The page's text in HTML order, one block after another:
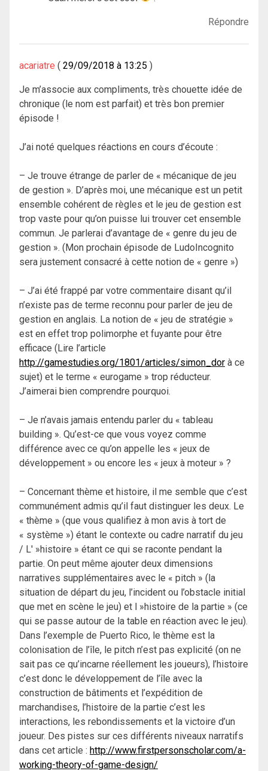
Répondre
acariatre 29/09/2018 à 13:25
Je m’associe aux compliments, très chouette idée de
chronique (le nom est parfait) et très bon premier
épisode !
J’ai noté quelques réactions en cours d’écoute :
– Je trouve étrange de parler de « mécanique de jeu
de gestion ». D’après moi, une mécanique est un petit
ensemble cohérent de règles et le jeu de gestion est
trop vaste pour qu’on puisse lui trouver cet ensemble
commun. Je parlerai d’avantage de « genre du jeu de
gestion ». (Mon prochain épisode de LudoIncognito
sera justement consacré à cette notion de « genre »)
– J’ai été frappé par votre commentaire disant qu’il
n’existe pas de terme reconnu pour parler de jeu de
gestion en anglais. La notion de « jeu de stratégie »
est en effet trop polimorphe et fuyante pour être
efficace (Lire l’article
http://gamestudies.org/1801/articles/simon_dor à ce
sujet) et le terme « eurogame » trop réducteur.
J’aimerai bien comprendre pourquoi.
– Je n’avais jamais entendu parler du « tableau
building ». Qu’est-ce que vous voyez comme
différence avec ce qu’on appelle les « jeux de
développement » ou encore les « jeux à moteur » ?
– Concernant thème et histoire, il me semble que c’est
communément admis qu’il faut distinguer les deux. Le
« thème » (que vous qualifiez à mon avis à tort de
« système ») étant le contexte ou cadre narratif du jeu
/ L' »histoire » étant ce qui se raconte pendant la
partie. On peut même ajouter deux dimensions
narratives supplémentaires avec le « pitch » (la
situation de départ du jeu, l’incident ou l’obstacle initial
que met en scène le jeu) et l »histoire de la partie » (ce
qui se passe autour de la table en réaction avec le jeu).
Dans l’exemple de Puerto Rico, le thème est la
colonisation de l’île, le pitch n’est pas explicité (on ne
sait pas ce qu’incarne réellement les joueurs), l’histoire
c’est donc le développement de l’île avec la
construction de bâtiments et l’expédition de
marchandises, l’histoire de la partie c’est les
interactions, les rebondissements et la victoire d’un
joueur. Des pistes sur ces différents niveaux narratifs
dans cet article : http://www.firstpersonscholar.com/a-
working-theory-of-game-design/